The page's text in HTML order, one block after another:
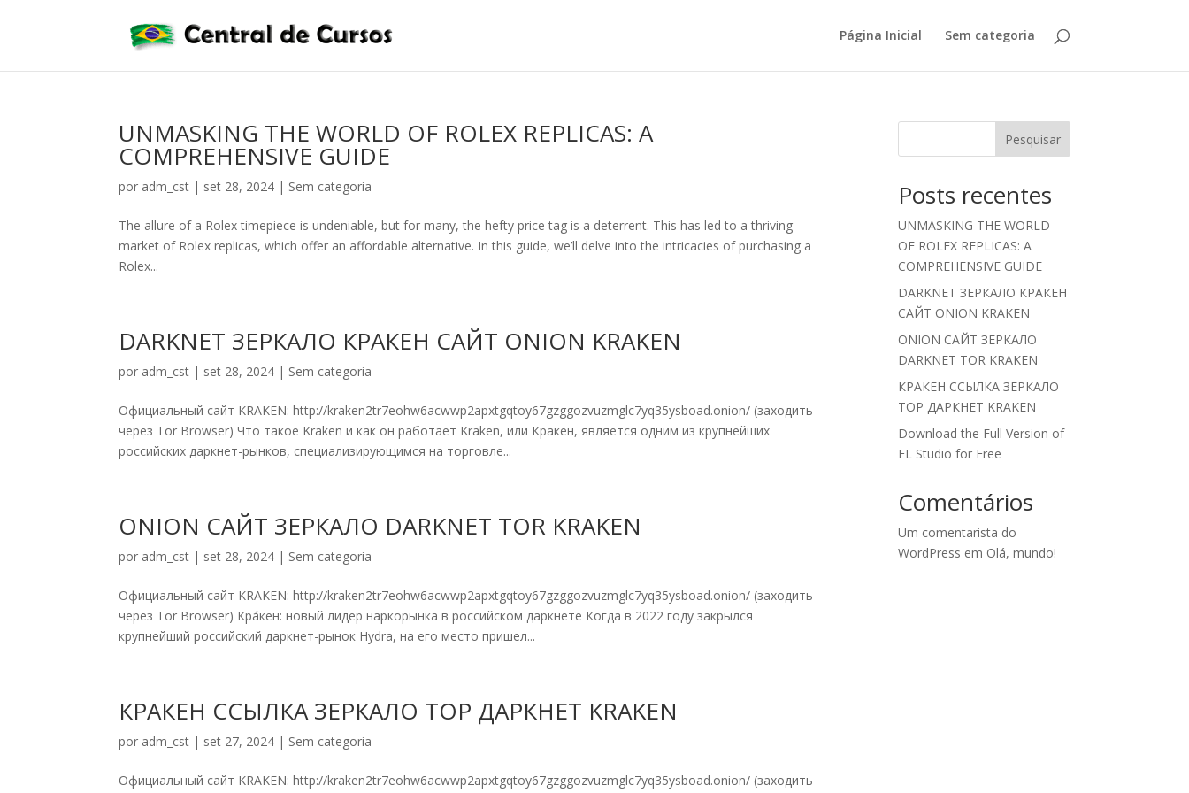
Página Inicial Sem categoria
UNMASKING THE WORLD OF ROLEX REPLICAS: A
COMPREHENSIVE GUIDE
por adm_cst | set 28, 2024 | Sem categoria
The allure of a Rolex timepiece is undeniable, but for many, the hefty price tag is a deterrent. This has led to a thriving
market of Rolex replicas, which offer an affordable alternative. In this guide, we’ll delve into the intricacies of purchasing a
Rolex...
DARKNET ЗЕРКАЛО КРАКЕН САЙТ ONION KRAKEN
por adm_cst | set 28, 2024 | Sem categoria
Официальный сайт KRAKEN: http://kraken2tr7eohw6acwwp2apxtgqtoy67gzggozvuzmglc7yq35ysboad.onion/ (заходить
через Tor Browser) Что такое Kraken и как он работает Kraken, или Кракен, является одним из крупнейших
российских даркнет-рынков, специализирующимся на торговле...
ONION САЙТ ЗЕРКАЛО DARKNET TOR KRAKEN
por adm_cst | set 28, 2024 | Sem categoria
Официальный сайт KRAKEN: http://kraken2tr7eohw6acwwp2apxtgqtoy67gzggozvuzmglc7yq35ysboad.onion/ (заходить
через Tor Browser) Кра́кен: новый лидер наркорынка в российском даркнете Когда в 2022 году закрылся
крупнейший российский даркнет-рынок Hydra, на его место пришел...
КРАКЕН ССЫЛКА ЗЕРКАЛО ТОР ДАРКНЕТ KRAKEN
por adm_cst | set 27, 2024 | Sem categoria
Официальный сайт KRAKEN: http://kraken2tr7eohw6acwwp2apxtgqtoy67gzggozvuzmglc7yq35ysboad.onion/ (заходить
Pesquisar
Posts recentes
UNMASKING THE WORLD
OF ROLEX REPLICAS: A
COMPREHENSIVE GUIDE
DARKNET ЗЕРКАЛО КРАКЕН
САЙТ ONION KRAKEN
ONION САЙТ ЗЕРКАЛО
DARKNET TOR KRAKEN
КРАКЕН ССЫЛКА ЗЕРКАЛО
ТОР ДАРКНЕТ KRAKEN
Download the Full Version of
FL Studio for Free
Comentários
Um comentarista do
WordPress em Olá, mundo!